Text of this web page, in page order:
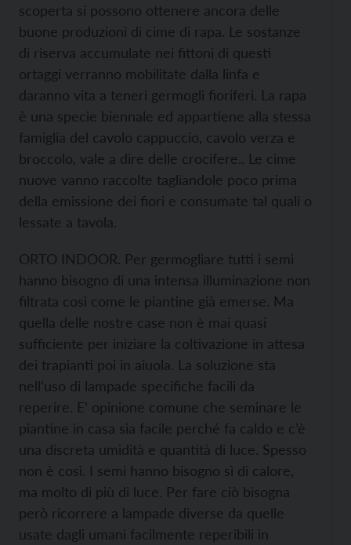
scoperta si possono ottenere ancora delle
buone produzioni di cime di rapa. Le sostanze
di riserva accumulate nei fittoni di questi
ortaggi verranno mobilitate dalla linfa e
daranno vita a teneri germogli fioriferi. La rapa
è una specie biennale ed appartiene alla stessa
famiglia del cavolo cappuccio, cavolo verza e
broccolo, vale a dire delle crocifere.. Le cime
nuove vanno raccolte tagliandole poco prima
della emissione dei fiori e consumate tal quali o
lessate a tavola.
ORTO INDOOR. Per germogliare tutti i semi
hanno bisogno di una intensa illuminazione non
filtrata così come le piantine già emerse. Ma
quella delle nostre case non è mai quasi
sufficiente per iniziare la coltivazione in attesa
dei trapianti poi in aiuola. La soluzione sta
nell’uso di lampade specifiche facili da
reperire. E’ opinione comune che seminare le
piantine in casa sia facile perché fa caldo e c’è
una discreta umidità e quantità di luce. Spesso
non è così. I semi hanno bisogno sì di calore,
ma molto di più di luce. Per fare ciò bisogna
però ricorrere a lampade diverse da quelle
usate dagli umani facilmente reperibili in